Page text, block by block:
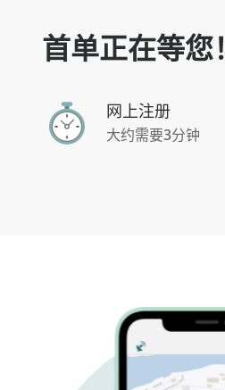
首单正在等您！
网上注册
大约需要3分钟